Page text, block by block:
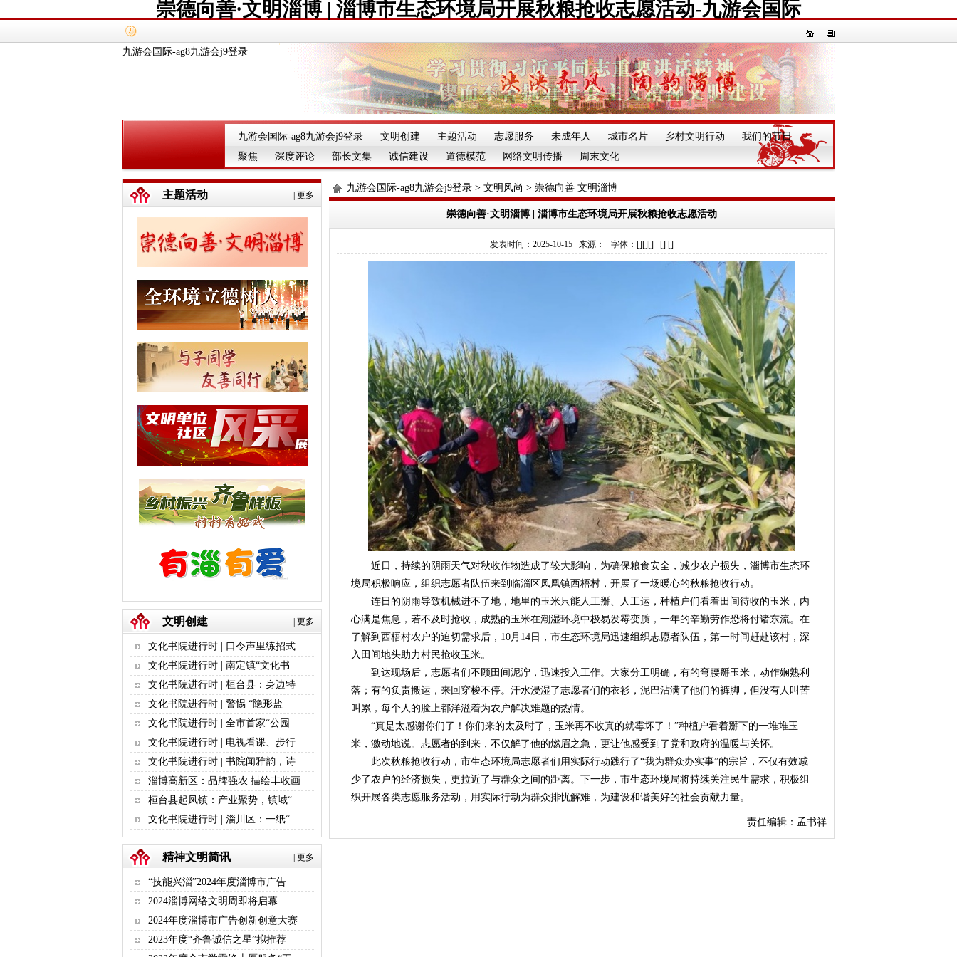
崇德向善·文明淄博 | 淄博市生态环境局开展秋粮抢收志愿活动-九游会国际
九游会国际-ag8九游会j9登录
九游会国际-ag8九游会j9登录 文明创建 主题活动 志愿服务 未成年人 城市名片 乡村文明行动 我们的节日 一
聚焦
深度评论 部长文集 诚信建设 道德模范 网络文明传播 周末文化
更多
主题活动
更多
文明创建
文化书院进行时 | 口令声里练招式
文化书院进行时 | 南定镇“文化书
文化书院进行时 | 桓台县：身边特
文化书院进行时 | 警惕 “隐形盐
文化书院进行时 | 全市首家“公园
文化书院进行时 | 电视看课、步行
文化书院进行时 | 书院闻雅韵，诗
淄博高新区：品牌强农 描绘丰收画
桓台县起凤镇：产业聚势，镇域“
文化书院进行时 | 淄川区：一纸“
更多
精神文明简讯
“技能兴淄”2024年度淄博市广告
2024淄博网络文明周即将启幕
2024年度淄博市广告创新创意大赛
2023年度“齐鲁诚信之星”拟推荐
九游会国际-ag8九游会j9登录 > 文明风尚 > 崇德向善 文明淄博
崇德向善·文明淄博 | 淄博市生态环境局开展秋粮抢收志愿活动
发表时间：2025-10-15 来源： 字体：[][][] [] []
近日，持续的阴雨天气对秋收作物造成了较大影响，为确保粮食安全，减少农户损失，淄博市生态环
境局积极响应，组织志愿者队伍来到临淄区凤凰镇西梧村，开展了一场暖心的秋粮抢收行动。
连日的阴雨导致机械进不了地，地里的玉米只能人工掰、人工运，种植户们看着田间待收的玉米，内
心满是焦急，若不及时抢收，成熟的玉米在潮湿环境中极易发霉变质，一年的辛勤劳作恐将付诸东流。在
了解到西梧村农户的迫切需求后，10月14日，市生态环境局迅速组织志愿者队伍，第一时间赶赴该村，深
入田间地头助力村民抢收玉米。
到达现场后，志愿者们不顾田间泥泞，迅速投入工作。大家分工明确，有的弯腰掰玉米，动作娴熟利
落；有的负责搬运，来回穿梭不停。汗水浸湿了志愿者们的衣衫，泥巴沾满了他们的裤脚，但没有人叫苦
叫累，每个人的脸上都洋溢着为农户解决难题的热情。
“真是太感谢你们了！你们来的太及时了，玉米再不收真的就霉坏了！”种植户看着掰下的一堆堆玉
米，激动地说。志愿者的到来，不仅解了他的燃眉之急，更让他感受到了党和政府的温暖与关怀。
此次秋粮抢收行动，市生态环境局志愿者们用实际行动践行了“我为群众办实事”的宗旨，不仅有效减
少了农户的经济损失，更拉近了与群众之间的距离。下一步，市生态环境局将持续关注民生需求，积极组
织开展各类志愿服务活动，用实际行动为群众排忧解难，为建设和谐美好的社会贡献力量。
责任编辑：孟书祥